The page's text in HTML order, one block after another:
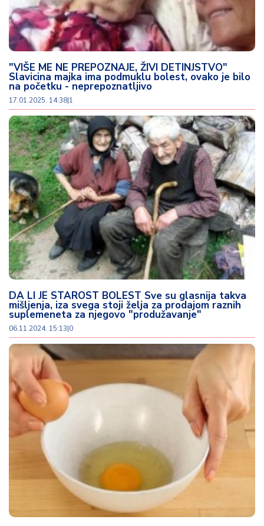
"VIŠE ME NE PREPOZNAJE, ŽIVI DETINJSTVO"
Slavicina majka ima podmuklu bolest, ovako je bilo
na početku - neprepoznatljivo
17.01.2025. 14:38|1
DA LI JE STAROST BOLEST Sve su glasnija takva
mišljenja, iza svega stoji želja za prodajom raznih
suplemeneta za njegovo "produžavanje"
06.11.2024. 15:13|0